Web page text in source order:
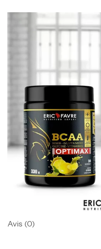
Avis (0)
100% Pure
د.ت269
Omega 3 –
د.ت84
Creatine
7Nutrition
د.ت